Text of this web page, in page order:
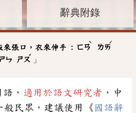
辭典附錄
來張口，衣來伸手 : ㄈㄢ
ˋ
ㄌㄞ
ˊ
ㄕㄣ ㄕㄡ
ˇ
」
， 適用於語文研究者 ，中
般民眾，建議使用《 國語辭